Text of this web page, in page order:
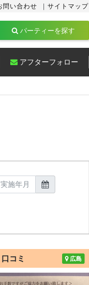
問い合わせ サイトマップ
パーティーを探す
アフターフォロー
広島
コミ